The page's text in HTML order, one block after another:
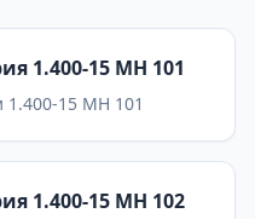
1.400-15 МН 101
1.400-15 МН 101
1.400-15 МН 102